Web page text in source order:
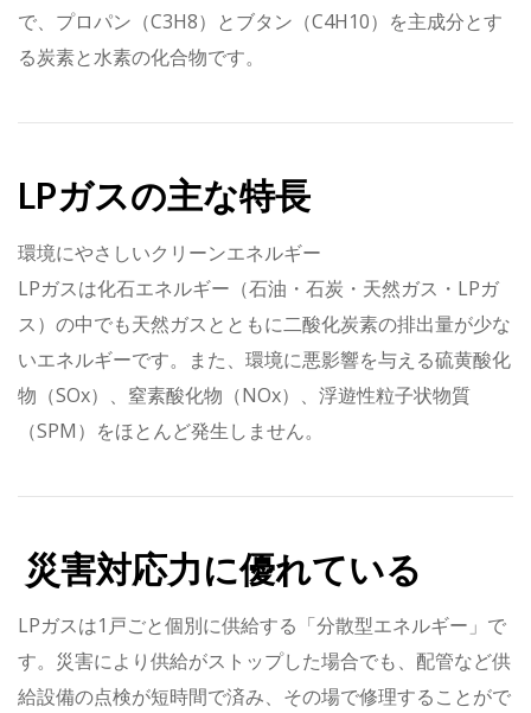
で、プロパン（C3H8）とブタン（C4H10）を主成分とす
る炭素と水素の化合物です。
LPガスの主な特長
環境にやさしいクリーンエネルギー
LPガスは化石エネルギー（石油・石炭・天然ガス・LPガ
ス）の中でも天然ガスとともに二酸化炭素の排出量が少な
いエネルギーです。また、環境に悪影響を与える硫黄酸化
物（SOx）、窒素酸化物（NOx）、浮遊性粒子状物質
（SPM）をほとんど発生しません。
災害対応力に優れている
LPガスは1戸ごと個別に供給する「分散型エネルギー」で
す。災害により供給がストップした場合でも、配管など供
給設備の点検が短時間で済み、その場で修理することがで